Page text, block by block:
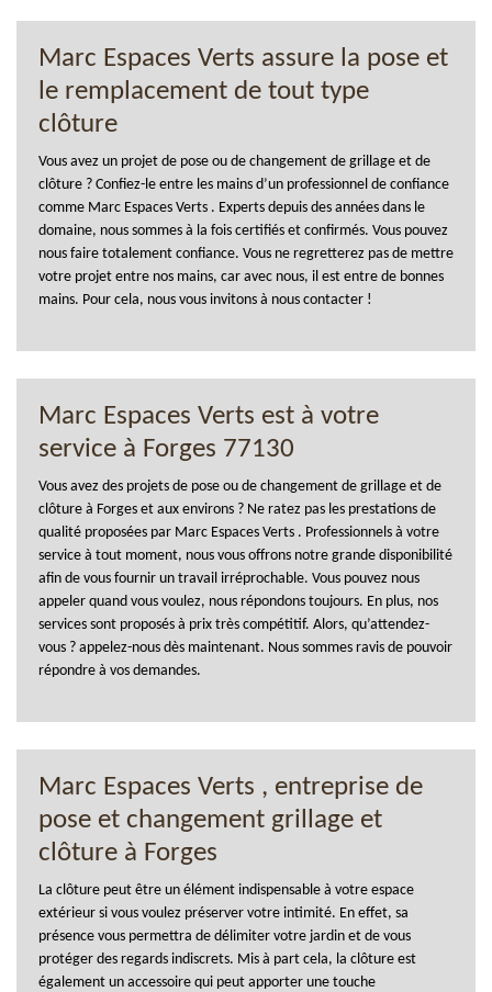
Marc Espaces Verts assure la pose et
le remplacement de tout type
clôture
Vous avez un projet de pose ou de changement de grillage et de
clôture ? Confiez-le entre les mains d’un professionnel de confiance
comme Marc Espaces Verts . Experts depuis des années dans le
domaine, nous sommes à la fois certifiés et confirmés. Vous pouvez
nous faire totalement confiance. Vous ne regretterez pas de mettre
votre projet entre nos mains, car avec nous, il est entre de bonnes
mains. Pour cela, nous vous invitons à nous contacter !
Marc Espaces Verts est à votre
service à Forges 77130
Vous avez des projets de pose ou de changement de grillage et de
clôture à Forges et aux environs ? Ne ratez pas les prestations de
qualité proposées par Marc Espaces Verts . Professionnels à votre
service à tout moment, nous vous offrons notre grande disponibilité
afin de vous fournir un travail irréprochable. Vous pouvez nous
appeler quand vous voulez, nous répondons toujours. En plus, nos
services sont proposés à prix très compétitif. Alors, qu’attendez-
vous ? appelez-nous dès maintenant. Nous sommes ravis de pouvoir
répondre à vos demandes.
Marc Espaces Verts , entreprise de
pose et changement grillage et
clôture à Forges
La clôture peut être un élément indispensable à votre espace
extérieur si vous voulez préserver votre intimité. En effet, sa
présence vous permettra de délimiter votre jardin et de vous
protéger des regards indiscrets. Mis à part cela, la clôture est
également un accessoire qui peut apporter une touche